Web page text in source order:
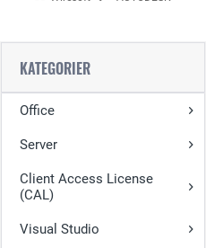
KATEGORIER
Office
Server
Client Access License
(CAL)
Visual Studio